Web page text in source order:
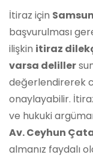
İtiraz için
başvurulması
ilişkin itiraz
varsa deliller
değerlendirerek
onaylayabilir.
ve hukuki
Av. Ceyhun
almanız faydalı